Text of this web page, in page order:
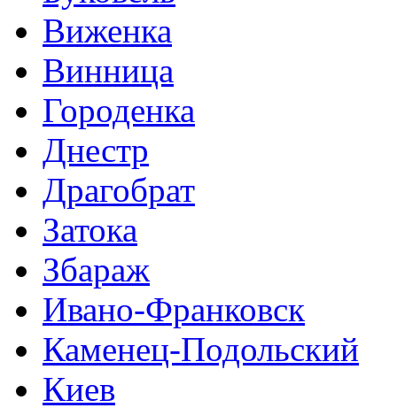
Виженка
Винница
Городенка
Днестр
Драгобрат
Затока
Збараж
Ивано-Франковск
Каменец-Подольский
Киев